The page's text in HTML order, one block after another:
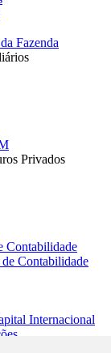
Fazenda
Privados
Contabilidade
Contabilidade
Internacional
Mobiliários